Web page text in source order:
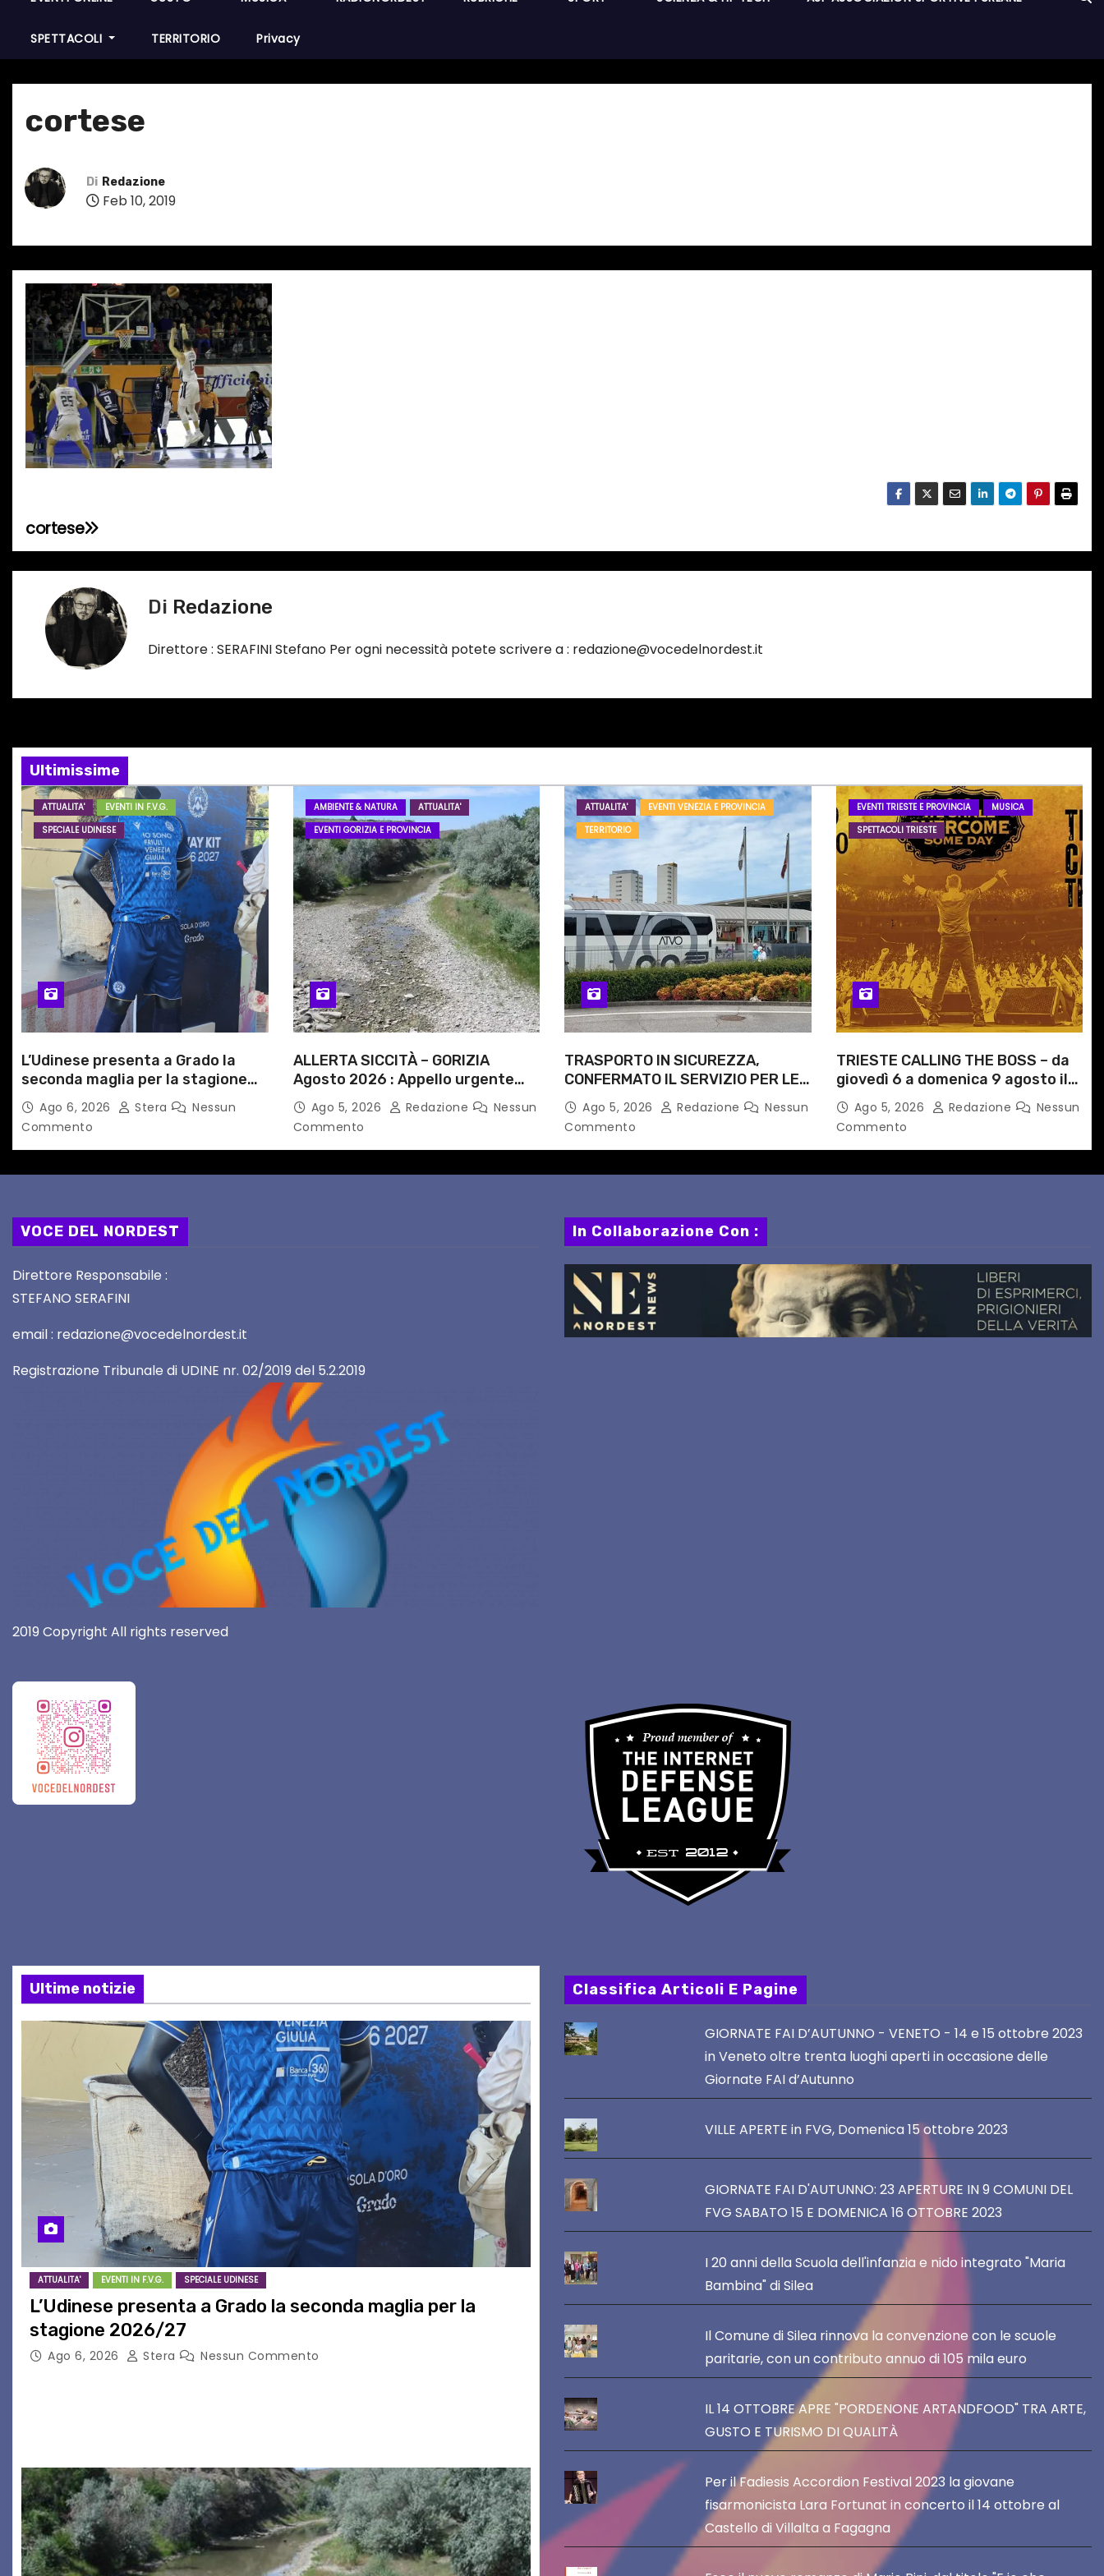
SPETTACOLI TERRITORIO Privacy
cortese
Di Redazione
Feb 10, 2019
N
a
a
z
i
o
n
e
a
t
i
c
o
l
i
cortese
Di Redazione
Direttore : SERAFINI Stefano Per ogni necessità potete scrivere a : redazione@vocedelnordest.it
Ultimissime
ATTUALITA'
EVENTI IN F.V.G.
SPECIALE UDINESE
L’Udinese presenta a Grado la
seconda maglia per la stagione
2026/27
Ago 6, 2026 Stera
Nessun
Commento
AMBIENTE & NATURA
ATTUALITA'
EVENTI GORIZIA E PROVINCIA
ALLERTA SICCITÀ – GORIZIA
Agosto 2026 : Appello urgente
alle Autorità competenti
Ago 5, 2026 Redazione
Nessun
Commento
ATTUALITA'
EVENTI VENEZIA E PROVINCIA
TERRITORIO
TRASPORTO IN SICUREZZA,
CONFERMATO IL SERVIZIO PER LE
NOTTI DI AGOSTO: DEFINITI
PERCORSI, FERMATE E ORARIO
Ago 5, 2026 Redazione
Nessun
Commento
EVENTI TRIESTE E PROVINCIA
MUSICA
SPETTACOLI TRIESTE
TRIESTE CALLING THE BOSS – da
giovedì 6 a domenica 9 agosto il
festival triestino dedicato a
Springsteen
Ago 5, 2026 Redazione
Nessun
Commento
VOCE DEL NORDEST
Direttore Responsabile :
STEFANO SERAFINI
email : redazione@vocedelnordest.it
Registrazione Tribunale di UDINE nr. 02/2019 del 5.2.2019
2019 Copyright All rights reserved
In Collaborazione Con :
Ultime notizie
ATTUALITA' EVENTI IN F.V.G. SPECIALE UDINESE
L’Udinese presenta a Grado la seconda maglia per la
stagione 2026/27
Ago 6, 2026 Stera Nessun Commento
Classifica Articoli E Pagine
GIORNATE FAI D’AUTUNNO - VENETO - 14 e 15 ottobre 2023
in Veneto oltre trenta luoghi aperti in occasione delle
Giornate FAI d’Autunno
VILLE APERTE in FVG, Domenica 15 ottobre 2023
GIORNATE FAI D'AUTUNNO: 23 APERTURE IN 9 COMUNI DEL
FVG SABATO 15 E DOMENICA 16 OTTOBRE 2023
I 20 anni della Scuola dell'infanzia e nido integrato "Maria
Bambina" di Silea
Il Comune di Silea rinnova la convenzione con le scuole
paritarie, con un contributo annuo di 105 mila euro
IL 14 OTTOBRE APRE "PORDENONE ARTANDFOOD" TRA ARTE,
GUSTO E TURISMO DI QUALITÀ
Per il Fadiesis Accordion Festival 2023 la giovane
fisarmonicista Lara Fortunat in concerto il 14 ottobre al
Castello di Villalta a Fagagna